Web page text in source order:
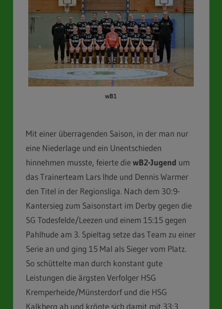
wB1
Mit einer überragenden Saison, in der man nur
eine Niederlage und ein Unentschieden
hinnehmen musste, feierte diewB2-Jugend um
das Trainerteam Lars Ihde und Dennis Warmer
den Titel in der Regionsliga. Nach dem 30:9-
Kantersieg zum Saisonstart im Derby gegen die
SG Todesfelde/Leezen und einem 15:15 gegen
Pahlhude am 3. Spieltag setze das Team zu einer
Serie an und ging 15 Mal als Sieger vom Platz.
So schüttelte man durch konstant gute
Leistungen die ärgsten Verfolger HSG
Kremperheide/Münsterdorf und die HSG
Kalkberg ab und krönte sich damit mit 33:3